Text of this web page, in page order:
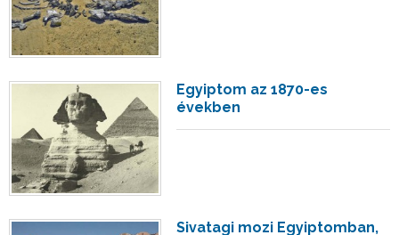
Egyiptom az 1870-es
években
Sivatagi mozi Egyiptomban,